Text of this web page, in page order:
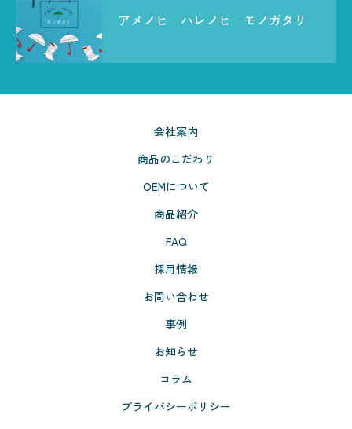
アメノヒ ハレノヒ モノガタリ
会社案内
商品のこだわり
OEMについて
商品紹介
FAQ
採用情報
お問い合わせ
事例
お知らせ
コラム
プライバシーポリシー